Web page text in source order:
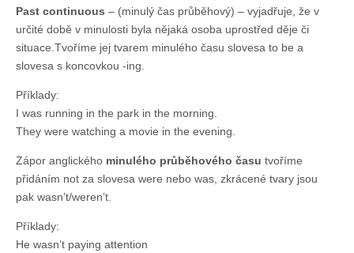
Past continuous – (minulý čas průběhový) – vyjadřuje, že v
určité době v minulosti byla nějaká osoba uprostřed děje či
situace.Tvoříme jej tvarem minulého času slovesa to be a
slovesa s koncovkou -ing.
Příklady:
I was running in the park in the morning.
They were watching a movie in the evening.
Zápor anglického minulého průběhového času tvoříme
přidáním not za slovesa were nebo was, zkrácené tvary jsou
pak wasn’t/weren’t.
Příklady:
He wasn’t paying attention